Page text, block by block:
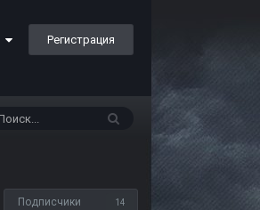
Регистрация
Подписчики 14